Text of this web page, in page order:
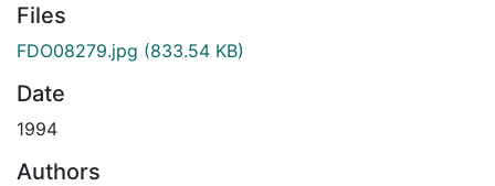
Files
FDO08279.jpg (833.54 KB)
Date
1994
Authors